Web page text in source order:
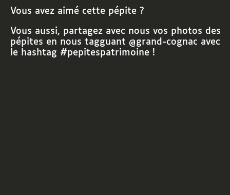
Vous avez aimé cette pépite ?
Vous aussi, partagez avec nous vos photos des
pépites en nous tagguant @grand-cognac avec
le hashtag #pepitespatrimoine !